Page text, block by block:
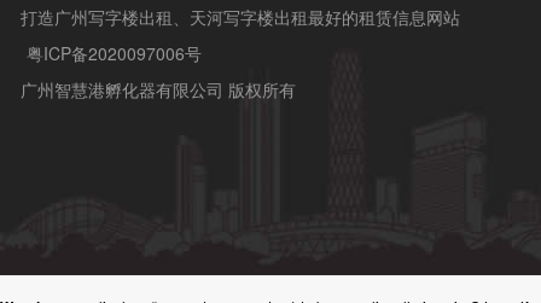
打造广州写字楼出租、天河写字楼出租最好的租赁信息网站
粤ICP备2020097006号
广州智慧港孵化器有限公司 版权所有